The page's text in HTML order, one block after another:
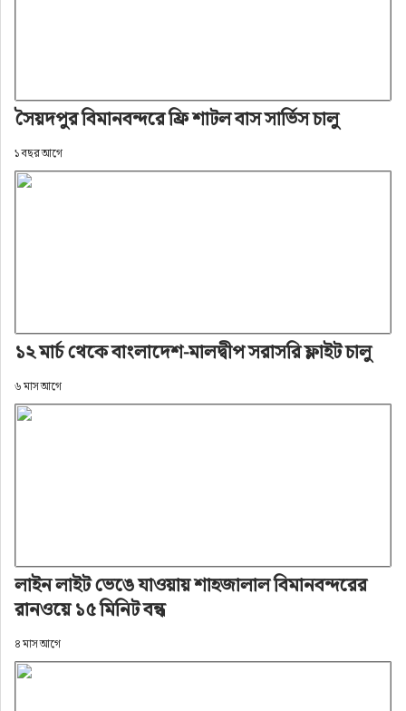
সৈয়দপুর বিমানবন্দরে ফ্রি শাটল বাস সার্ভিস চালু
১ বছর আগে
১২ মার্চ থেকে বাংলাদেশ-মালদ্বীপ সরাসরি ফ্লাইট চালু
৬ মাস আগে
লাইন লাইট ভেঙে যাওয়ায় শাহজালাল বিমানবন্দরের
রানওয়ে ১৫ মিনিট বন্ধ
৪ মাস আগে